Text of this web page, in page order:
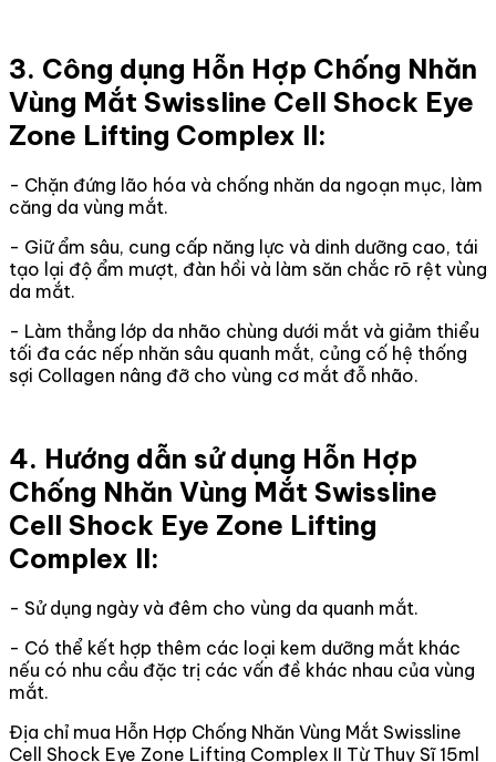
3. Công dụng Hỗn Hợp Chống Nhăn
Vùng Mắt Swissline Cell Shock Eye
Zone Lifting Complex II:
- Chặn đứng lão hóa và chống nhăn da ngoạn mục, làm
căng da vùng mắt.
- Giữ ẩm sâu, cung cấp năng lực và dinh dưỡng cao, tái
tạo lại độ ẩm mượt, đàn hồi và làm săn chắc rõ rệt vùng
da mắt.
- Làm thẳng lớp da nhão chùng dưới mắt và giảm thiểu
tối đa các nếp nhăn sâu quanh mắt, củng cố hệ thống
sợi Collagen nâng đỡ cho vùng cơ mắt đỗ nhão.
4. Hướng dẫn sử dụng Hỗn Hợp
Chống Nhăn Vùng Mắt Swissline
Cell Shock Eye Zone Lifting
Complex II:
- Sử dụng ngày và đêm cho vùng da quanh mắt.
- Có thể kết hợp thêm các loại kem dưỡng mắt khác
nếu có nhu cầu đặc trị các vấn đề khác nhau của vùng
mắt.
Địa chỉ mua Hỗn Hợp Chống Nhăn Vùng Mắt Swissline
Cell Shock Eye Zone Lifting Complex II Từ Thuỵ Sĩ 15ml